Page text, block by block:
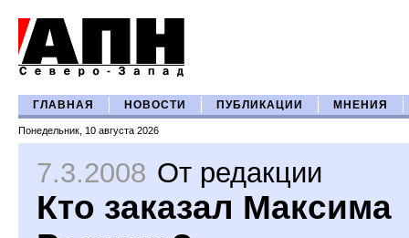
ГЛАВНАЯ НОВОСТИ ПУБЛИКАЦИИ МНЕНИЯ
Понедельник, 10 августа 2026
7.3.2008 От редакции
Кто заказал Максима